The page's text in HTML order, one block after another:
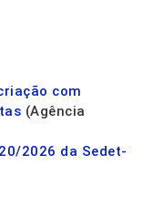
com
(Agência
2026 da Sedet-